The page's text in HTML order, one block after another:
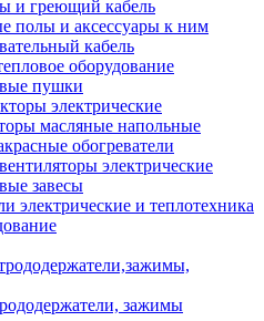
и греющий кабель
полы и аксессуары к ним
кабель
оборудование
пушки
электрические
масляные напольные
обогреватели
электрические
завесы
электрические и теплотехника
зажимы